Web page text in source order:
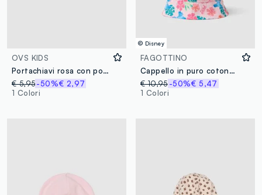
OVS KIDS
Portachiavi rosa con pompon effetto per bambina
€ 5,95-50%€ 2,97
1 Colori
© Disney
FAGOTTINO
Cappello in puro cotone multicolor da bimba con Stitch
€ 10,95 -50%€ 5,47
1 Colori